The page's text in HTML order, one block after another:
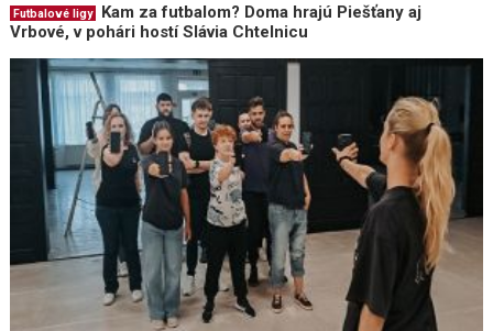
Futbalové ligy
Kam za futbalom? Doma hrajú Piešťany aj
Vrbové, v pohári hostí Slávia Chtelnicu